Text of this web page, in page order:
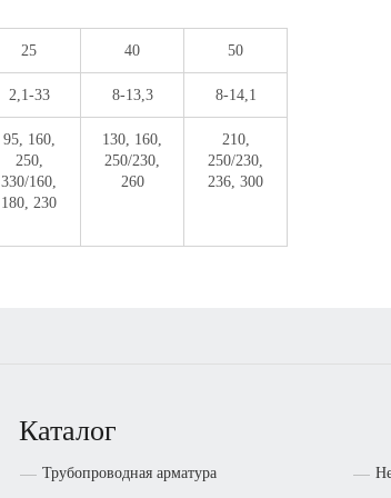
25 40 50
2,1-33 8-13,3 8-14,1
95, 160,
250,
330/160,
180, 230
130, 160,
250/230,
260
210,
250/230,
236, 300
Каталог
Трубопроводная арматура